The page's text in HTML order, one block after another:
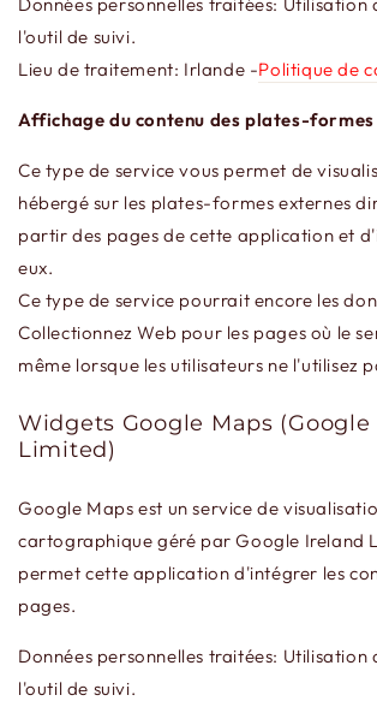
l'outil de suivi.
Lieu de traitement: Irlande -Politique de
Affichage du contenu des plates-
Ce type de service vous permet de
hébergé sur les plates-formes externes
partir des pages de cette application et
eux.
Ce type de service pourrait encore les
Collectionnez Web pour les pages où le
même lorsque les utilisateurs ne l'utilisez
Widgets Google Maps (Google
Limited)
Google Maps est un service de
cartographique géré par Google Ireland
permet cette application d'intégrer les
pages.
Données personnelles traitées: Utilisation
l'outil de suivi.